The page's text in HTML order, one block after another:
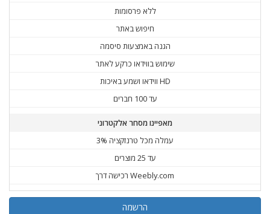
ללא פרסומות
חיפוש באתר
הגנה באמצעות סיסמה
שימוש בווידאו כרקע לאתר
ווידאו ושמע באיכות HD
עד 100 חברים
מאפיינו מסחר אלקטרוני
3% עמלה מכל טרנזקציה
עד 25 מוצרים
רכישה דרך Weebly.com
הרשמה